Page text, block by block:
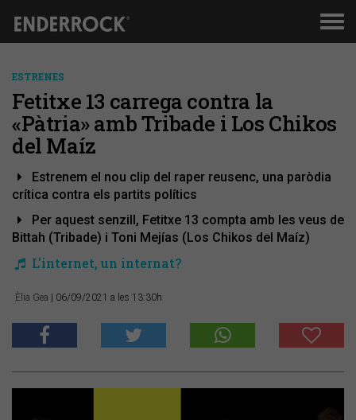
ESTRENES
Fetitxe 13 carrega contra la
«Pàtria» amb Tribade i Los Chikos
del Maíz
Estrenem el nou clip del raper reusenc, una paròdia
crítica contra els partits polítics
Per aquest senzill, Fetitxe 13 compta amb les veus de
Bittah (Tribade) i Toni Mejías (Los Chikos del Maíz)
L'internet, un internat?
Èlia Gea | 06/09/2021 a les 13:30h